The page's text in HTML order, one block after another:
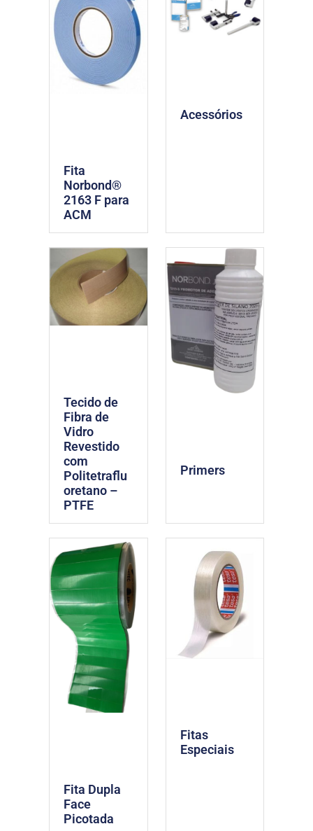
Fita
Norbond®
2163 F para
ACM
Acessórios
Tecido de
Fibra de
Vidro
Revestido
com
Politetraflu
oretano –
PTFE
Primers
Fita Dupla
Face
Picotada
Fitas
Especiais